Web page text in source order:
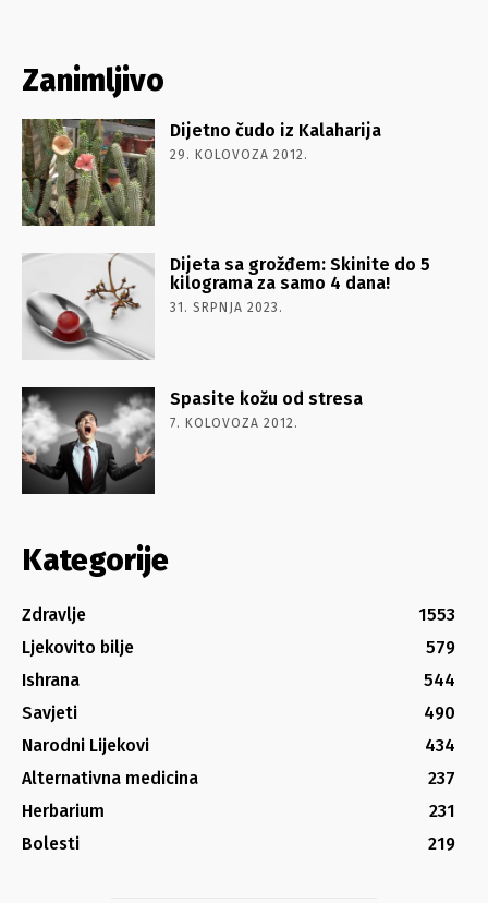
Zanimljivo
Dijetno čudo iz Kalaharija
29. KOLOVOZA 2012.
Dijeta sa grožđem: Skinite do 5
kilograma za samo 4 dana!
31. SRPNJA 2023.
Spasite kožu od stresa
7. KOLOVOZA 2012.
Kategorije
Zdravlje
1553
Ljekovito bilje
579
Ishrana
544
Savjeti
490
Narodni Lijekovi
434
Alternativna medicina
237
Herbarium
231
Bolesti
219